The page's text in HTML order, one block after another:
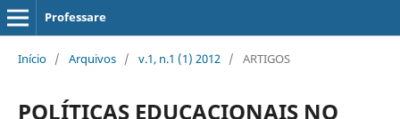
Professare
Início / Arquivos / v.1, n.1 (1) 2012 / ARTIGOS
POLÍTICAS EDUCACIONAIS NO